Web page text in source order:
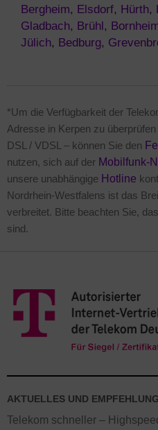
Bergheim, Elsdorf, Hürth,
Gladbach, Brühl,
Jülich, Bedburg,
*Um die Verfügbarkeit der
Adresse in Kerpen zu
DSL / VDSL – können Sie den
nutzen, sich auf der Mobilfunk-
unsere unabhängige Hotline
Nordrhein-Westfalens ist das
verbreitet. Bitte beachten Sie,
sind.
AKTUELLES UND
Telekom schneller –